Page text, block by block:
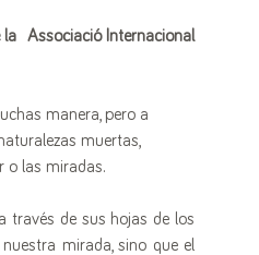
Associació Internacional
manera, pero a
muertas,
o las miradas.
través de sus hojas de los
mirada, sino que el